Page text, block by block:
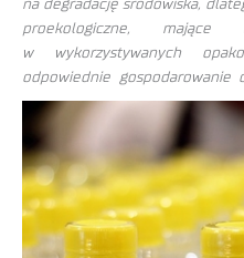
na degradację środowiska,
proekologiczne,
w wykorzystywanych
odpowiednie gospodarowanie